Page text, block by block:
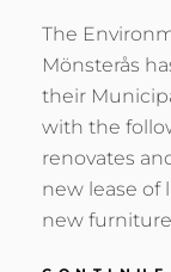
The
Mönsterås
their
with the
renovates
new lease of
new